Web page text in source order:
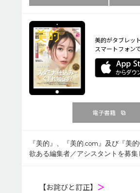
美的がタブレッ
スマートフォン
電子書籍
『美的』、『美的.com』及び『美
欲ある編集者／アシスタントを募集
【お詫びと訂正】 ＞